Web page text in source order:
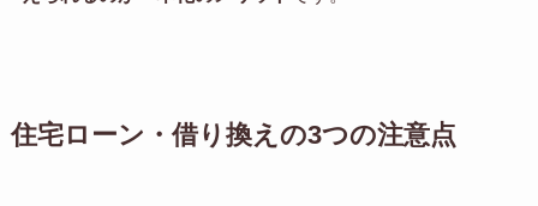
住宅ローン・借り換えの3つの注意点